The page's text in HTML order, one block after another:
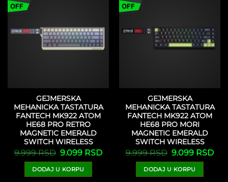
OFF
GEJMERSKA
MEHANICKA TASTATURA
FANTECH MK922 ATOM
HE68 PRO RETRO
MAGNETIC EMERALD
SWITCH WIRELESS
9.999RSD Originalna
cena
je
bila:
9.999 RSD.
9.099 RSDTrenutna
DODAJ U KORPU
OFF
GEJMERSKA
MEHANICKA TASTATURA
FANTECH MK922 ATOM
HE68 PRO MORI
MAGNETIC EMERALD
SWITCH WIRELESS
9.999RSD Originalna
cena
je
bila:
9.999 RSD.
9.099 RSD
DODAJ U KORPU